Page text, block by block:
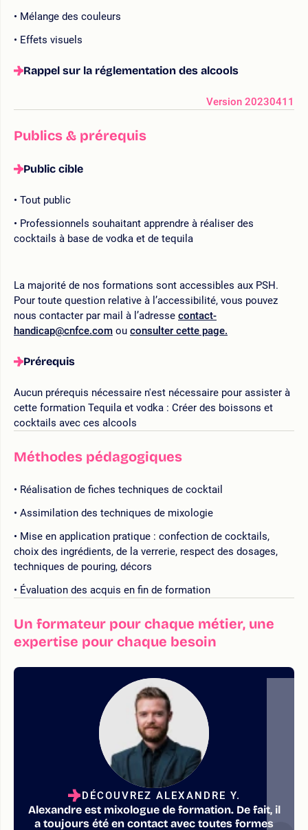
Mélange des couleurs
Effets visuels
Rappel sur la réglementation des alcools
Version 20230411
Publics & prérequis
Public cible
Tout public
Professionnels souhaitant apprendre à réaliser des
cocktails à base de vodka et de tequila
La majorité de nos formations sont accessibles aux PSH.
Pour toute question relative à l’accessibilité, vous pouvez
nous contacter par mail à l’adresse contact-
handicap@cnfce.com ou consulter cette page.
Prérequis
Aucun prérequis nécessaire n'est nécessaire pour assister à
cette formation Tequila et vodka : Créer des boissons et
cocktails avec ces alcools
Méthodes pédagogiques
Réalisation de fiches techniques de cocktail
Assimilation des techniques de mixologie
Mise en application pratique : confection de cocktails,
choix des ingrédients, de la verrerie, respect des dosages,
techniques de pouring, décors
Évaluation des acquis en fin de formation
Un formateur pour chaque métier, une
expertise pour chaque besoin
DÉCOUVREZ ALEXANDRE Y.
Alexandre est mixologue de formation. De fait, il
a toujours été en contact avec toutes formes